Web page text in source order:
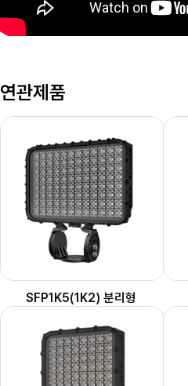
연관제품
SFP1K5(1K2) 분리형